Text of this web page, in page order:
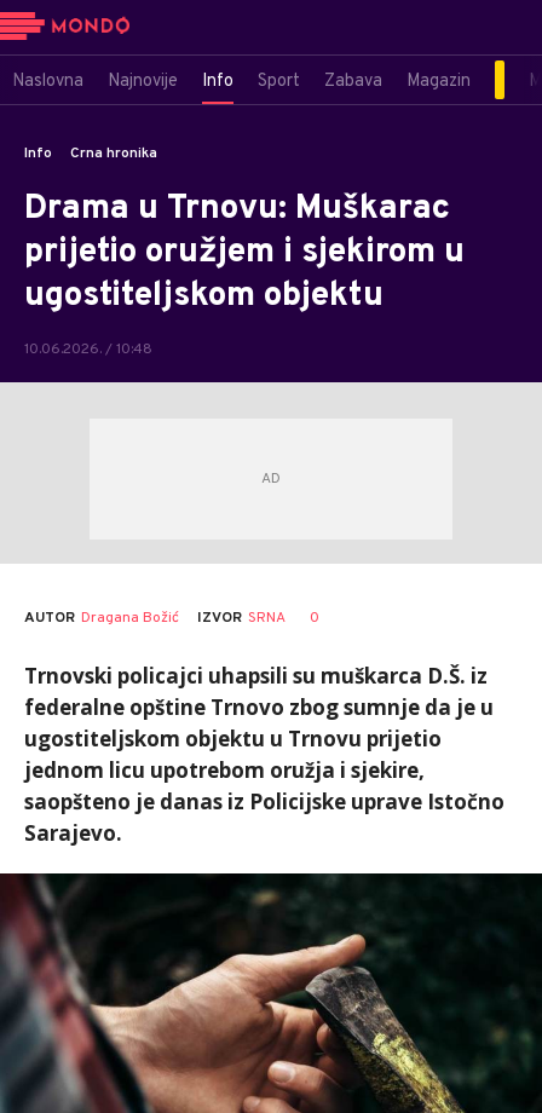
Naslovna Najnovije Info Sport Zabava Magazin
Info Crna hronika
Drama u Trnovu: Muškarac
prijetio oružjem i sjekirom u
ugostiteljskom objektu
10.06.2026. / 10:48
AUTOR Dragana Božić IZVOR SRNA 0
Trnovski policajci uhapsili su muškarca D.Š. iz
federalne opštine Trnovo zbog sumnje da je u
ugostiteljskom objektu u Trnovu prijetio
jednom licu upotrebom oružja i sjekire,
saopšteno je danas iz Policijske uprave Istočno
Sarajevo.